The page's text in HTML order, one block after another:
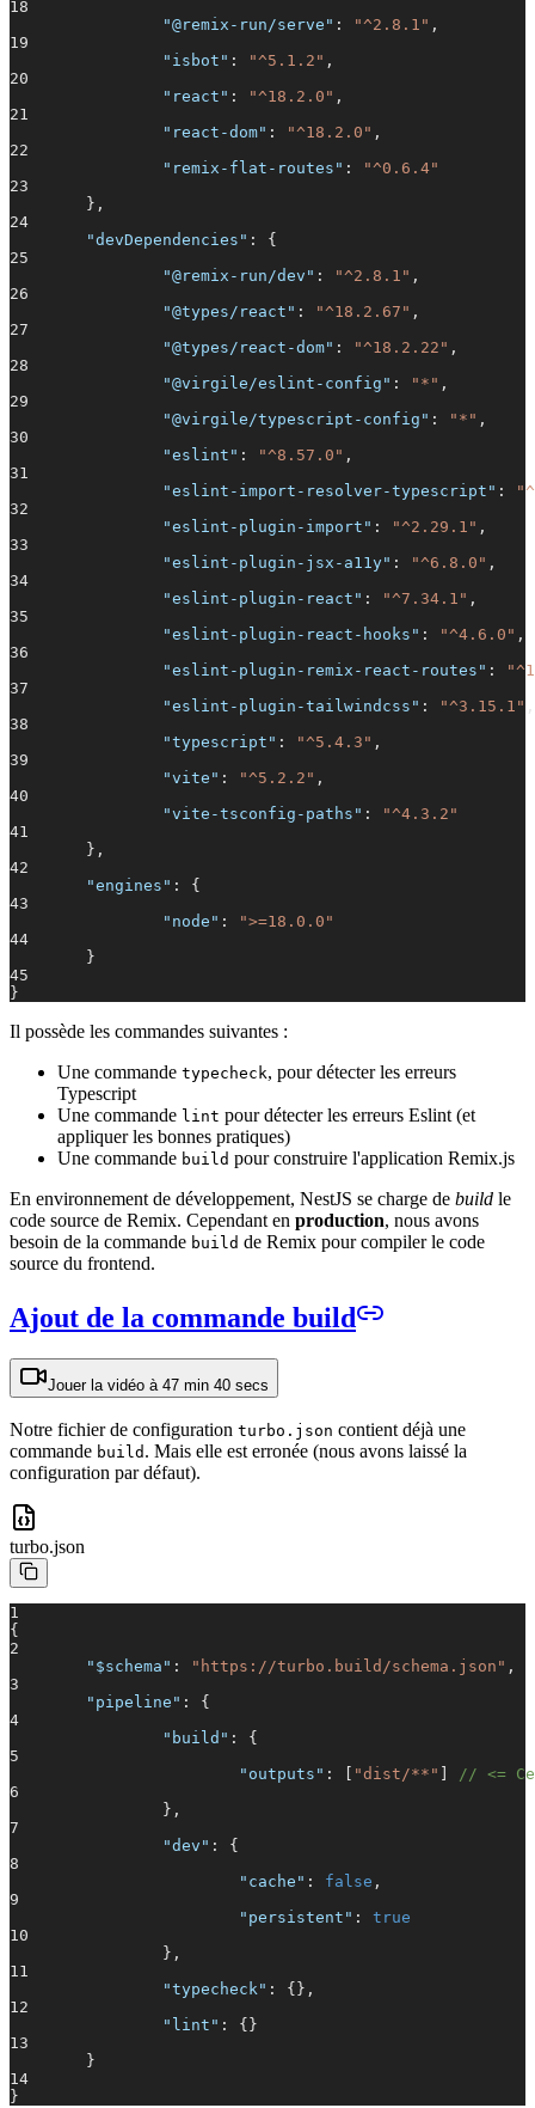
18
"@remix-run/serve" : "^2.8.1" ,
19
"isbot" : "^5.1.2" ,
20
"react" : "^18.2.0" ,
21
"react-dom" : "^18.2.0" ,
22
"remix-flat-routes" :
"^0.6.4"
23
},
24
"devDependencies" : {
25
"@remix-run/dev" : "^2.8.1" ,
26
"@types/react" : "^18.2.67" ,
27
"@types/react-dom" : "^18.2.22" ,
28
"@virgile/eslint-config" : "*" ,
29
"@virgile/typescript-config" : "*" ,
30
"eslint" : "^8.57.0" ,
31
"eslint-import-resolver-typescript" :
32
"eslint-plugin-import" : "^2.29.1" ,
33
"eslint-plugin-jsx-a11y" : "^6.8.0" ,
34
"eslint-plugin-react" : "^7.34.1" ,
35
"eslint-plugin-react-hooks" : "^4.6.0" ,
36
"eslint-plugin-remix-react-routes" :
37
"eslint-plugin-tailwindcss" : "^3.15.1"
38
"typescript" : "^5.4.3" ,
39
"vite" : "^5.2.2" ,
40
"vite-tsconfig-paths" :
"^4.3.2"
41
},
42
"engines" : {
43
"node" :
">=18.0.0"
44
}
45
}
Il possède les commandes suivantes :
Une commande typecheck, pour détecter les erreurs
Typescript
Une commande lint pour détecter les erreurs Eslint (et
appliquer les bonnes pratiques)
Une commande build pour construire l'application Remix.js
En environnement de développement, NestJS se charge de build le
code source de Remix. Cependant en production, nous avons
besoin de la commande build de Remix pour compiler le code
source du frontend.
Ajout de la commande build
Jouer la vidéo à 47 min 40 secs
Notre fichier de configuration turbo.json contient déjà une
commande build . Mais elle est erronée (nous avons laissé la
configuration par défaut).
turbo.json
1
{
2
"$schema" : "https://turbo.build/schema.json" ,
3
"pipeline" : {
4
"build" : {
5
"outputs" : [ "dist/**"
// <=
6
},
7
"dev" : {
8
"cache" : false ,
9
"persistent" :
true
10
},
11
"typecheck" : {},
12
"lint" : {}
13
}
14
}